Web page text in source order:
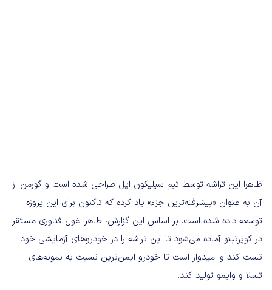
ظاهرا این تراشه توسط تیم سیلیکون اپل طراحی شده است و گورمن از
آن به عنوان «پیشرفته‌ترین جزء» یاد کرده که تاکنون برای این پروژه
توسعه داده شده است. بر اساس این گزارش، ظاهرا غول فناوری مستقر
در کوپرتینو آماده می‌شود تا این تراشه را در خودروهای آزمایشی خود
تست کند و امیدوار است تا خودرو ایمن‌ترین نسبت به نمونه‌های
تسلا و وایمو تولید کند.